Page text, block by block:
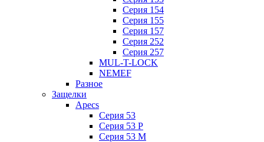
Серия 154
Серия 155
Серия 157
Серия 252
Серия 257
MUL-T-LOCK
NEMEF
Разное
Защелки
Apecs
Серия 53
Серия 53 P
Серия 53 М